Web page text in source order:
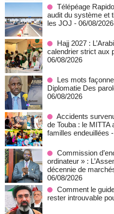
Télépéage
audit du système et
les JOJ - 06/08/2026
Hajj 2027 :
calendrier strict aux
06/08/2026
Les mots
Diplomatie Des
06/08/2026
Accidents
de Touba : le
familles endeuillées
Commission
ordinateur » :
décennie de
06/08/2026
Comment le
rester introuvable